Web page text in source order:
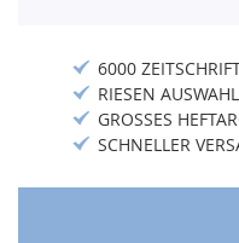
6000
RIESEN AUSWAHL
GROSSES
SCHNELLER